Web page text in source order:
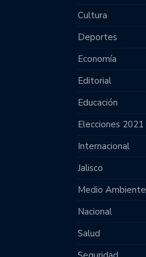
Cultura
Deportes
Economía
Editorial
Educación
Elecciones 2021
Internacional
Jalisco
Medio Ambiente
Nacional
Salud